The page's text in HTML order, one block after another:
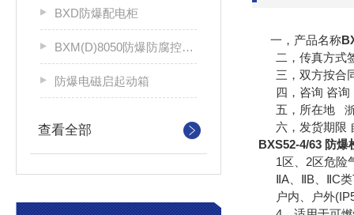
BXD防爆配电柜
BXM(D)8050防爆防腐控制配电箱
防爆电磁启起动箱
查看全部
一，产品名称
二，传真方式
三，双方按合同
四，咨询 咨询
五，所在地
六，发货期限
BXS52-4/63 防爆
1区、2区危险
ⅡA、ⅡB、ⅡC类
户内、户外